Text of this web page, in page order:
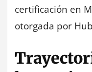
certificación en
otorgada por